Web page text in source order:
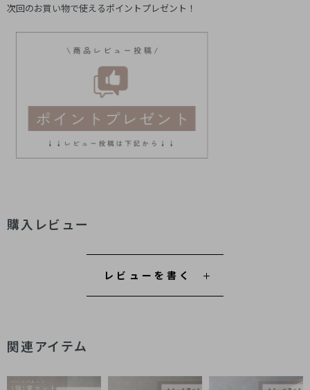
次回のお買い物で使えるポイントプレゼント！
購入レビュー
レビューを書く
関連アイテム